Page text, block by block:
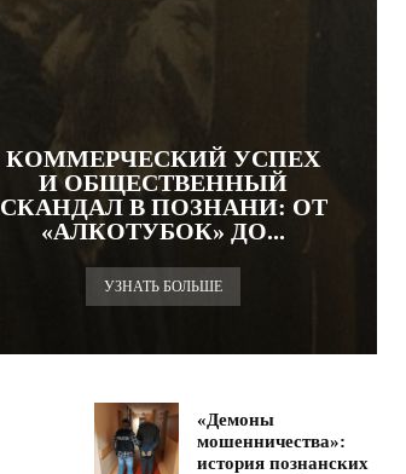
КОММЕРЧЕСКИЙ УСПЕХ
И ОБЩЕСТВЕННЫЙ
СКАНДАЛ В ПОЗНАНИ: ОТ
«АЛКОТУБОК» ДО...
УЗНАТЬ БОЛЬШЕ
«Демоны
мошенничества»:
история познанских